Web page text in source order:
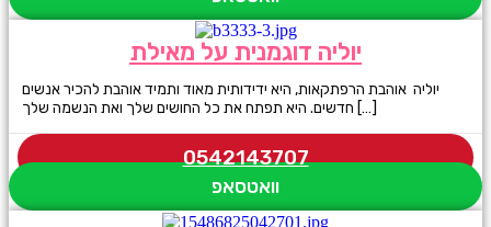
יוליה דוגמנית על מאילת
יוליה אוהבת הרפתקאות, היא ידידותית מאוד ותמיד אוהבת להכיר אנשים
חדשים. היא תפתח את כל החושים שלך ואת הנשמה שלך […]
0542143707
וואטסאפ